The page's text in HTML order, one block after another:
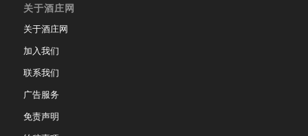
关于酒庄网
关于酒庄网
加入我们
联系我们
广告服务
免责声明